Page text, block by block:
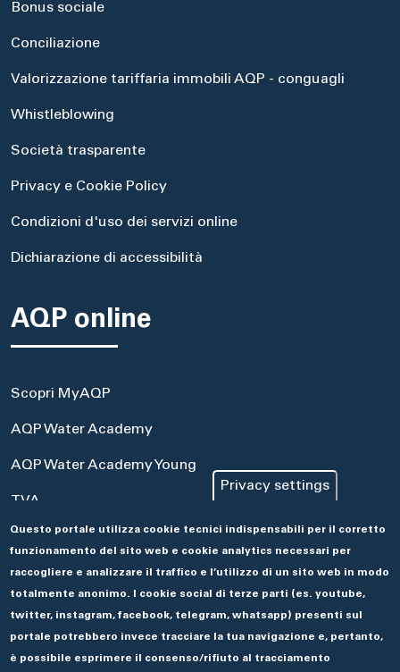
Bonus sociale
Conciliazione
Valorizzazione tariffaria immobili AQP - conguagli
Whistleblowing
Società trasparente
Privacy e Cookie Policy
Condizioni d'uso dei servizi online
Dichiarazione di accessibilità
AQP online
Scopri MyAQP
AQP Water Academy
AQP Water Academy Young
TVA
Portale Acquisti
Aseco
Privacy settings
Questo portale utilizza cookie tecnici indispensabili per il corretto
funzionamento del sito web e cookie analytics necessari per
raccogliere e analizzare il traffico e l’utilizzo di un sito web in modo
totalmente anonimo. I cookie social di terze parti (es. youtube,
twitter, instagram, facebook, telegram, whatsapp) presenti sul
portale potrebbero invece tracciare la tua navigazione e, pertanto,
è possibile esprimere il consenso/rifiuto al tracciamento